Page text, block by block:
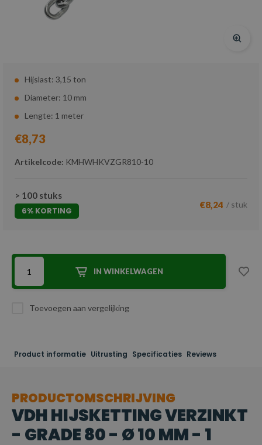
Hijslast: 3,15 ton
Diameter: 10 mm
Lengte: 1 meter
€8,73
Artikelcode: KMHWHKVZGR810-10
> 100 stuks
6% KORTING
€8,24 / stuk
IN WINKELWAGEN
Toevoegen aan vergelijking
Product informatie Uitrusting Specificaties Reviews
PRODUCTOMSCHRIJVING
VDH HIJSKETTING VERZINKT
- GRADE 80 - Ø 10 MM - 1